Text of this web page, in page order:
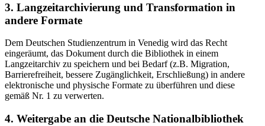
3. Langzeitarchivierung und Transformation in
andere Formate
Dem Deutschen Studienzentrum in Venedig wird das Recht
eingeräumt, das Dokument durch die Bibliothek in einem
Langzeitarchiv zu speichern und bei Bedarf (z.B. Migration,
Barrierefreiheit, bessere Zugänglichkeit, Erschließung) in andere
elektronische und physische Formate zu überführen und diese
gemäß Nr. 1 zu verwerten.
4. Weitergabe an die Deutsche Nationalbibliothek